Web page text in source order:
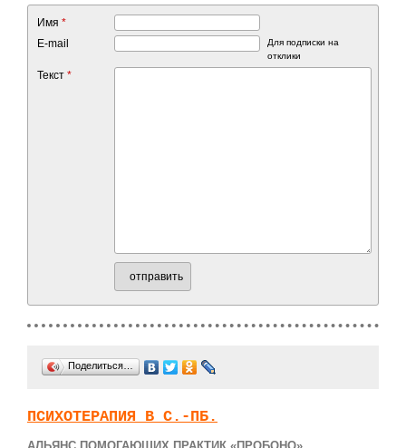
Имя *
E-mail
Для подписки на
отклики
Текст *
отправить
Поделиться…
ПСИХОТЕРАПИЯ В С.-ПБ.